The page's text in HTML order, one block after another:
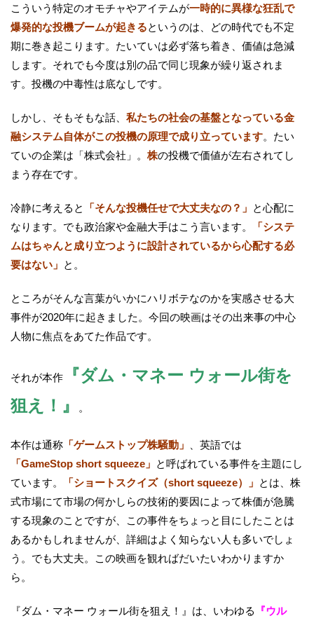
こういう特定のオモチャやアイテムが一時的に異様な狂乱で
爆発的な投機ブームが起きるというのは、どの時代でも不定
期に巻き起こります。たいていは必ず落ち着き、価値は急減
します。それでも今度は別の品で同じ現象が繰り返されま
す。投機の中毒性は底なしです。
しかし、そもそもな話、 私たちの社会の基盤となっている金
融システム自体がこの投機の原理で成り立っています。たい
ていの企業は「株式会社」。 株の投機で価値が左右されてし
まう存在です。
冷静に考えると 「そんな投機任せで大丈夫なの？」 と心配に
なります。でも政治家や金融大手はこう言います。
「システ
ムはちゃんと成り立つように設計されているから心配する必
要はない」 と。
ところがそんな言葉がいかにハリボテなのかを実感させる大
事件が2020年に起きました。今回の映画はその出来事の中心
人物に焦点をあてた作品です。
それが本作
『ダム・マネー ウォール街を
狙え！』
。
本作は通称 「ゲームストップ株騒動」
、英語では
「GameStop short squeeze」 と呼ばれている事件を主題にし
ています。
「ショートスクイズ（short squeeze）」 とは、株
式市場にて市場の何かしらの技術的要因によって株価が急騰
する現象のことですが、この事件をちょっと目にしたことは
あるかもしれませんが、詳細はよく知らない人も多いでしょ
う。でも大丈夫。この映画を観ればだいたいわかりますか
ら。
『ダム・マネー ウォール街を狙え！』は、いわゆる
『ウル